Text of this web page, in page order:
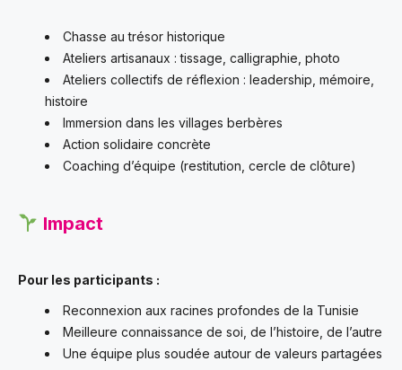
Chasse au trésor historique
Ateliers artisanaux : tissage, calligraphie, photo
Ateliers collectifs de réflexion : leadership, mémoire,
histoire
Immersion dans les villages berbères
Action solidaire concrète
Coaching d’équipe (restitution, cercle de clôture)
Impact
Pour les participants :
Reconnexion aux racines profondes de la Tunisie
Meilleure connaissance de soi, de l’histoire, de l’autre
Une équipe plus soudée autour de valeurs partagées